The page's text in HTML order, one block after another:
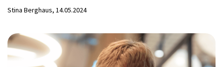
Stina Berghaus, 14.05.2024